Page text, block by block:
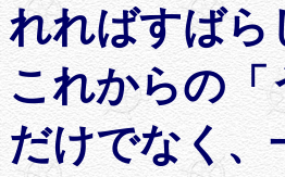
れればすばら
これからの
だけでなく、